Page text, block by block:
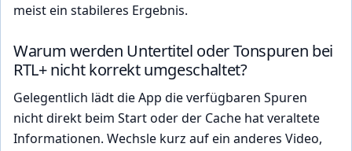
meist ein stabileres Ergebnis.
Warum werden Untertitel oder Tonspuren bei
RTL+ nicht korrekt umgeschaltet?
Gelegentlich lädt die App die verfügbaren Spuren
nicht direkt beim Start oder der Cache hat veraltete
Informationen. Wechsle kurz auf ein anderes Video,